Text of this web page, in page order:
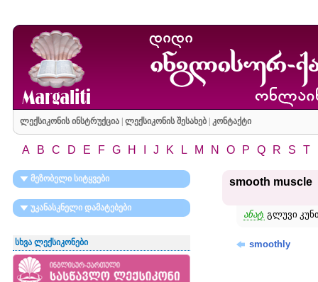
ლექსიკონის ინსტრუქცია| ლექსიკონის შესახებ| კონტაქტი
A B C D E F G H J K L M N O P Q R S T
მეზობელი სიტყვები
უკანასკნელი დამატებები
სხვა ლექსიკონები
smooth muscle
ანატ. გლუვი
smoothly